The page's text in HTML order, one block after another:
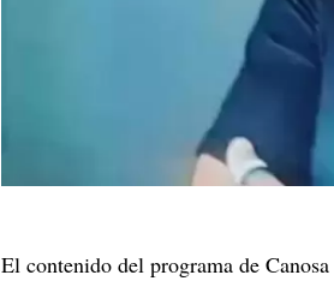
El contenido del programa de